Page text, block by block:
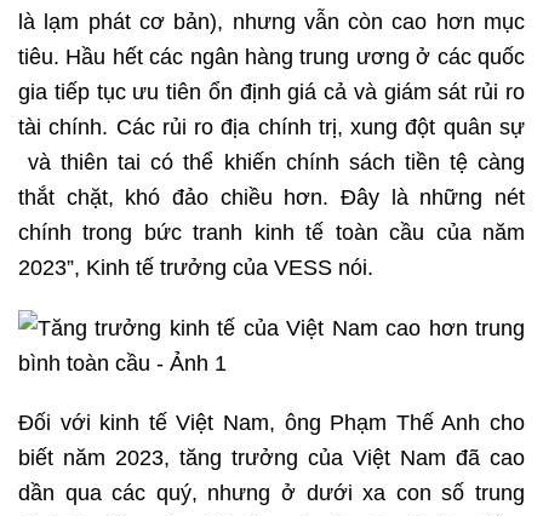
là lạm phát cơ bản), nhưng vẫn còn cao hơn mục
tiêu. Hầu hết các ngân hàng trung ương ở các quốc
gia tiếp tục ưu tiên ổn định giá cả và giám sát rủi ro
tài chính. Các rủi ro địa chính trị, xung đột quân sự
và thiên tai có thể khiến chính sách tiền tệ càng
thắt chặt, khó đảo chiều hơn. Đây là những nét
chính trong bức tranh kinh tế toàn cầu của năm
2023”, Kinh tế trưởng của VESS nói.
Đối với kinh tế Việt Nam, ông Phạm Thế Anh cho
biết năm 2023, tăng trưởng của Việt Nam đã cao
dần qua các quý, nhưng ở dưới xa con số trung